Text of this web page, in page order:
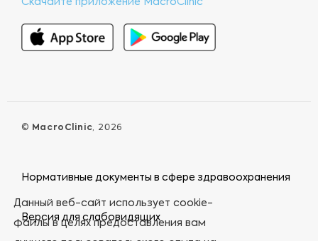
Скачайте приложение MacroClinic
© MacroClinic, 2026
Нормативные документы в сфере здравоохранения
Версия для слабовидящих
Данный веб-сайт использует cookie-
файлы в целях предоставления вам